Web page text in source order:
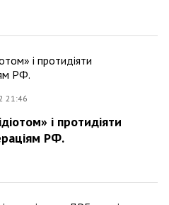
21:46
і протидіяти
РФ.